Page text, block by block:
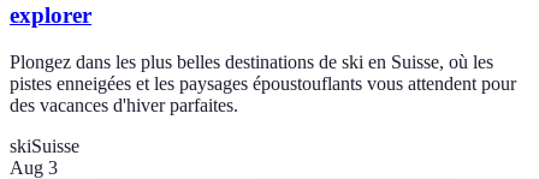
explorer
Plongez dans les plus belles destinations de ski en Suisse, où les
pistes enneigées et les paysages époustouflants vous attendent pour
des vacances d'hiver parfaites.
skiSuisse
Aug 3